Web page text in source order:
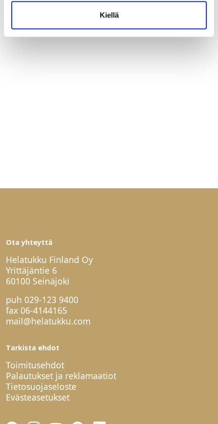
Kiellä
Ota yhteyttä
Helatukku Finland Oy
Yrittäjäntie 6
60100 Seinäjoki
puh 029-123 9400
fax 06-4144165
mail@helatukku.com
Tarkista ehdot
Toimitusehdot
Palautukset ja reklamaatiot
Tietosuojaseloste
Evästeasetukset